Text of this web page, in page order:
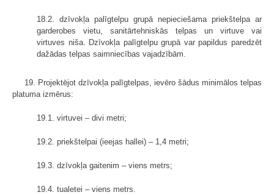
18.2. dzīvokļa palīgtelpu grupā nepieciešama priekštelpa ar
garderobes vietu, sanitārtehniskās telpas un virtuve vai
virtuves niša. Dzīvokļa palīgtelpu grupā var papildus paredzēt
dažādas telpas saimniecības vajadzībām.
19. Projektējot dzīvokļa palīgtelpas, ievēro šādus minimālos telpas
platuma izmērus:
19.1. virtuvei – divi metri;
19.2. priekštelpai (ieejas hallei) – 1,4 metri;
19.3. dzīvokļa gaitenim – viens metrs;
19.4. tualetei – viens metrs.